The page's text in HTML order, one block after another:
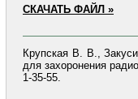
СКАЧАТЬ ФАЙЛ »
Крупская В. В.,
для захоронения
1-35-55.